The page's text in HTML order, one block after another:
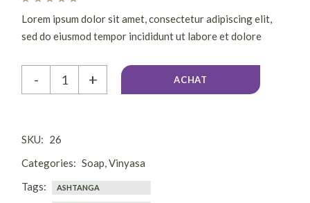
Lorem ipsum dolor sit amet, consectetur adipiscing elit,
sed do eiusmod tempor incididunt ut labore et dolore
exercitation ullamco laboris nisi ut aliquip ex.
- + ACHAT
SKU: 26
Categories: Soap,Vinyasa
Tags:
ASHTANGA